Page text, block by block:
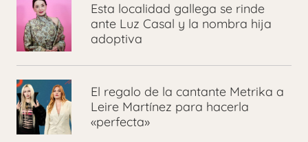
Esta localidad gallega se rinde
ante Luz Casal y la nombra hija
adoptiva
El regalo de la cantante Metrika a
Leire Martínez para hacerla
«perfecta»